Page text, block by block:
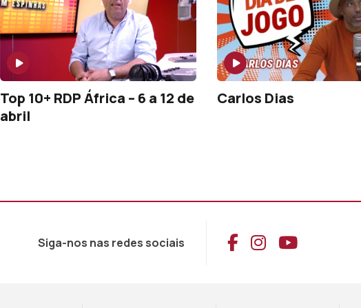
Top 10+ RDP África – 6 a 12 de
abril
Carlos Dias
Siga-nos nas redes sociais Aceder ao
Aceder ao
Aceder